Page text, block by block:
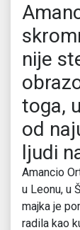
nije
toga,
od
ljudi
Amancio
u Leonu, u
majka je
radila kao